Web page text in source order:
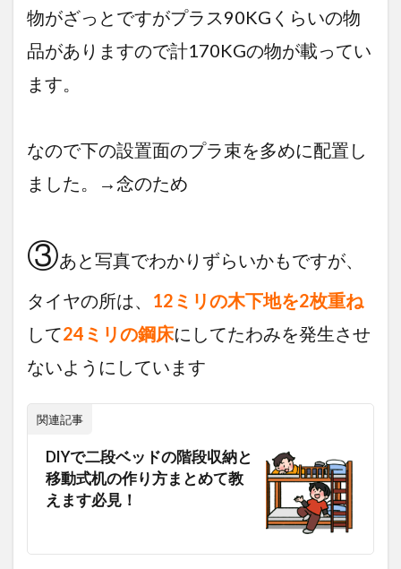
物がざっとですがプラス90KGくらいの物
品がありますので計170KGの物が載ってい
ます。
なので下の設置面のプラ束を多めに配置し
ました。→念のため
③あと写真でわかりずらいかもですが、
タイヤの所は、 12ミリの木下地を2枚重ね
して24ミリの鋼床にしてたわみを発生させ
ないようにしています
関連記事
DIYで二段ベッドの階段収納と
移動式机の作り方まとめて教
えます必見！